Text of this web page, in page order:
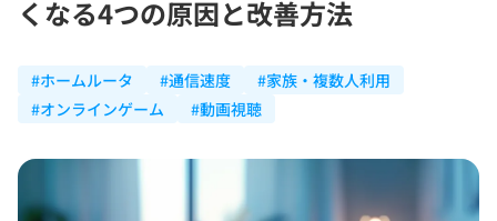
くなる4つの原因と改善方法
#ホームルータ #通信速度
#家族・複数人利用
#オンラインゲーム
#動画視聴